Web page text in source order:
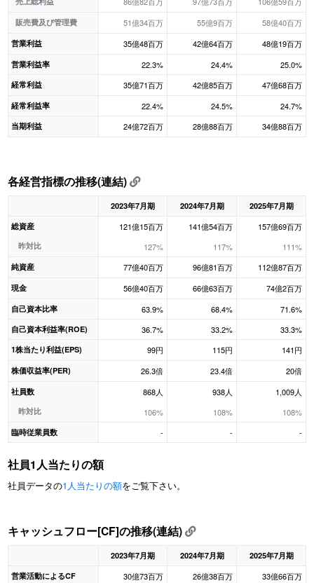
販売費及び管理費 51億34百万 55億9百万 58億40百万
営業利益 35億48百万 42億64百万 48億19百万
営業利益率 22.3% 24.4% 25.0%
経常利益 35億71百万 42億85百万 47億68百万
経常利益率 22.4% 24.5% 24.7%
当期利益 24億72百万 28億88百万 34億88百万
各経営指標の推移(連結)
2023年7月期 2024年7月期
2025年7月期
総資産
昨対比
121億15百万
127%
141億54百万
117%
157億69百万
111%
純資産 77億40百万 96億81百万 112億87百万
現金 56億40百万 66億63百万 74億2百万
自己資本比率 63.9% 68.4% 71.6%
自己資本利益率(ROE) 36.7% 33.2% 33.3%
1株当たり利益(EPS) 99円 115円 141円
株価収益率(PER) 26.3倍 23.4倍 20倍
社員数
昨対比
868人
106%
938人
108%
1,009人
108%
臨時従業員数 - - -
社員1人当たりの額
社員データの1人当たりの額をご覧下さい。
キャッシュフロー[CF]の推移(連結)
2023年7月期 2024年7月期
2025年7月期
営業活動によるCF
30億73百万
26億38百万
33億66百万